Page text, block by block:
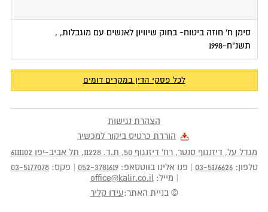
סימן ח': חוזה ביטוח - חוק שוויון זכויות לאנשים עם
מוגבלות, תשנ"ח-1998
18 לאוקטובר 2020
סימן ח' חוזה ביטוח- בחוק שיוויון לאנשים עם מוגבלות, ,
תשנ"ח-1998
לכל פסקי הדין במקרים דומים
הצהרת נגישות
הורדת כרטיס ביקור למכשיר
מגדל על, דיזנגוף סנטר, רח' דיזנגוף 50
, ת.ד. 11228
, תל אביב-יפו 6111102
טלפון:03-5176626 פנו אלינו בווטסאפ:052-3781619 פקס:03-5177078
מייל:office@kalir.co.il
© בניית האתר:עידו קליר